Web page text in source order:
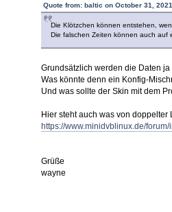
Quote from: baltic on October 31,
Die Klötzchen können entstehen,
Die falschen Zeiten können auch auf
Grundsätzlich werden die Daten
Was könnte denn ein Konfig-
Und was sollte der Skin mit dem
Hier steht auch was von doppelter
https://www.minidvblinux.de/
Grüße
wayne